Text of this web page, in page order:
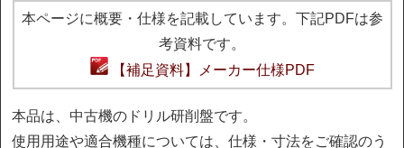
本ページに概要・仕様を記載しています。下記PDFは参
考資料です。
【補足資料】メーカー仕様PDF
本品は、中古機のドリル研削盤です。
使用用途や適合機種については、仕様・寸法をご確認のう